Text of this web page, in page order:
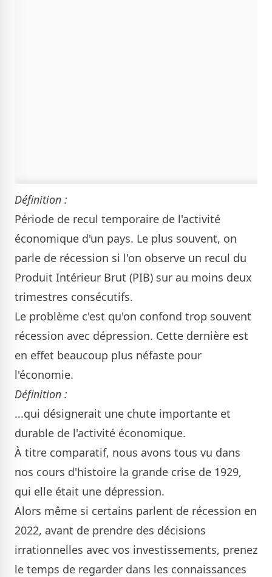
Définition :
Période de recul temporaire de l'activité
économique d'un pays. Le plus souvent, on
parle de récession si l'on observe un recul du
Produit Intérieur Brut (PIB) sur au moins deux
trimestres consécutifs.
Le problème c'est qu'on confond trop souvent
récession avec dépression. Cette dernière est
en effet beaucoup plus néfaste pour
l'économie.
Définition :
...qui désignerait une chute importante et
durable de l'activité économique.
À titre comparatif, nous avons tous vu dans
nos cours d'histoire la grande crise de 1929,
qui elle était une dépression.
Alors même si certains parlent de récession en
2022, avant de prendre des décisions
irrationnelles avec vos investissements, prenez
le temps de regarder dans les connaissances